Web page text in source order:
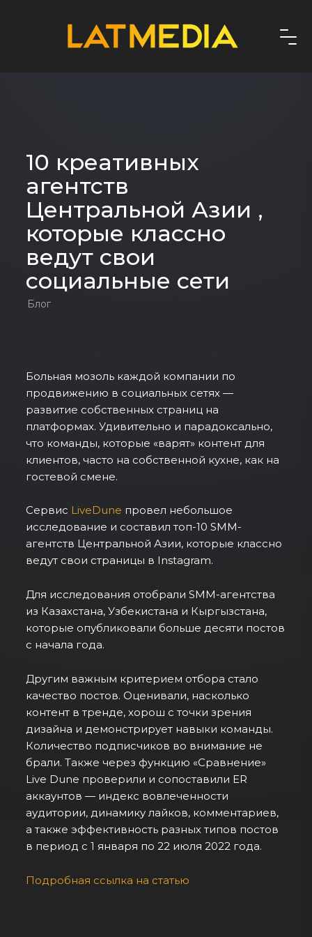
10 креативных
агентств
Центральной Азии ,
которые классно
ведут свои
социальные сети
Блог
Больная мозоль каждой компании по
продвижению в социальных сетях —
развитие собственных страниц на
платформах. Удивительно и парадоксально,
что команды, которые «варят» контент для
клиентов, часто на собственной кухне, как на
гостевой смене.
Сервис LiveDune провел небольшое
исследование и составил топ-10 SMM-
агентств Центральной Азии, которые классно
ведут свои страницы в Instagram.
Для исследования отобрали SMM-агентства
из Казахстана, Узбекистана и Кыргызстана,
которые опубликовали больше десяти постов
с начала года.
Другим важным критерием отбора стало
качество постов. Оценивали, насколько
контент в тренде, хорош с точки зрения
дизайна и демонстрирует навыки команды.
Количество подписчиков во внимание не
брали. Также через функцию «Сравнение»
Live Dune проверили и сопоставили ER
аккаунтов — индекс вовлеченности
аудитории, динамику лайков, комментариев,
а также эффективность разных типов постов
в период с 1 января по 22 июля 2022 года.
Подробная ссылка на статью